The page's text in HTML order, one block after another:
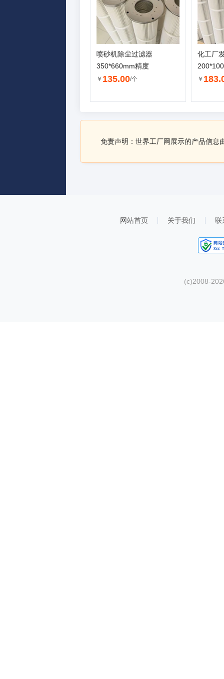
喷砂机除尘过滤器
350*660mm精度
￥ 135.00/个
化工厂
￥
免责声明：世界工厂网展示的产品信息
网站首页 关于我们 联
(c)2008-